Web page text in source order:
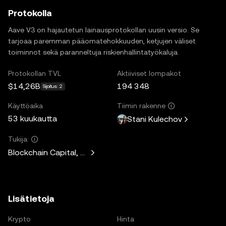
Protokolla
Aave V3 on hajautetun lainausprotokollan uusin versio. Se
tarjoaa paremman pääomatehokkuuden, ketjujen väliset
toiminnot sekä paranneltuja riskienhallintatyökaluja.
Protokollan TVL
$14,26B Sijoitus: 2
Aktiiviset lompakot
194 348
Käyttöaika
53 kuukautta
Tiimin rakenne
Stani Kulechov
Tukija:
Blockchain Capital, Standard Crypto, Blockchain.com
Lisätietoja
Krypto Hinta